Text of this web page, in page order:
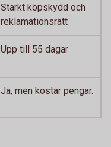
Starkt köpskydd och
reklamationsrätt
Upp till 55 dagar
Ja, men kostar pengar.